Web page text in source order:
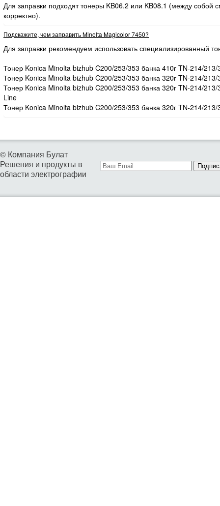
Для заправки подходят тонеры KB06.2 или KB08.1 (между собой
корректно).
Подскажите, чем заправить Minolta Magicolor 7450?
Для заправки рекомендуем использовать специализированный
Тонер Konica Minolta bizhub C200/253/353 банка 410г TN-214/
Тонер Konica Minolta bizhub C200/253/353 банка 320г TN-214/
Тонер Konica Minolta bizhub C200/253/353 банка 320г TN-214/
Line
Тонер Konica Minolta bizhub C200/253/353 банка 320г TN-214/
© Компания Булат
Решения и продукты в
области электрографии